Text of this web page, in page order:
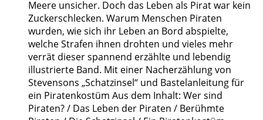
Meere unsicher. Doch das Leben als Pirat war kein
Zuckerschlecken. Warum Menschen Piraten
wurden, wie sich ihr Leben an Bord abspielte,
welche Strafen ihnen drohten und vieles mehr
verrät dieser spannend erzählte und lebendig
illustrierte Band. Mit einer Nacherzählung von
Stevensons „Schatzinsel“ und Bastelanleitung für
ein Piratenkostüm Aus dem Inhalt: Wer sind
Piraten? / Das Leben der Piraten / Berühmte